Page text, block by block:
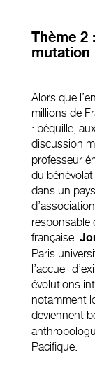
Thème 2 :
mutation
Alors que
millions de
: béquille,
discussion
professeur
du
dans un
responsable
française.
Paris
l’accueil
évolutions
notamment
deviennent
Pacifique.